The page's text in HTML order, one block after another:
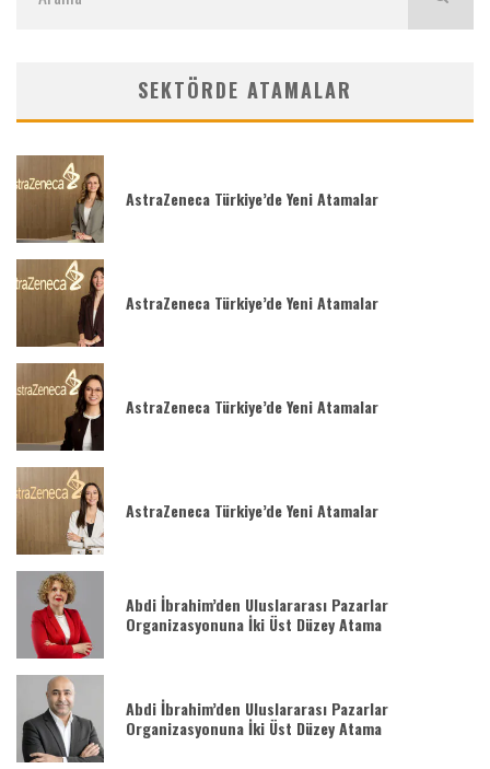
SEKTÖRDE ATAMALAR
AstraZeneca Türkiye’de Yeni Atamalar
AstraZeneca Türkiye’de Yeni Atamalar
AstraZeneca Türkiye’de Yeni Atamalar
AstraZeneca Türkiye’de Yeni Atamalar
Abdi İbrahim’den Uluslararası Pazarlar
Organizasyonuna İki Üst Düzey Atama
Abdi İbrahim’den Uluslararası Pazarlar
Organizasyonuna İki Üst Düzey Atama